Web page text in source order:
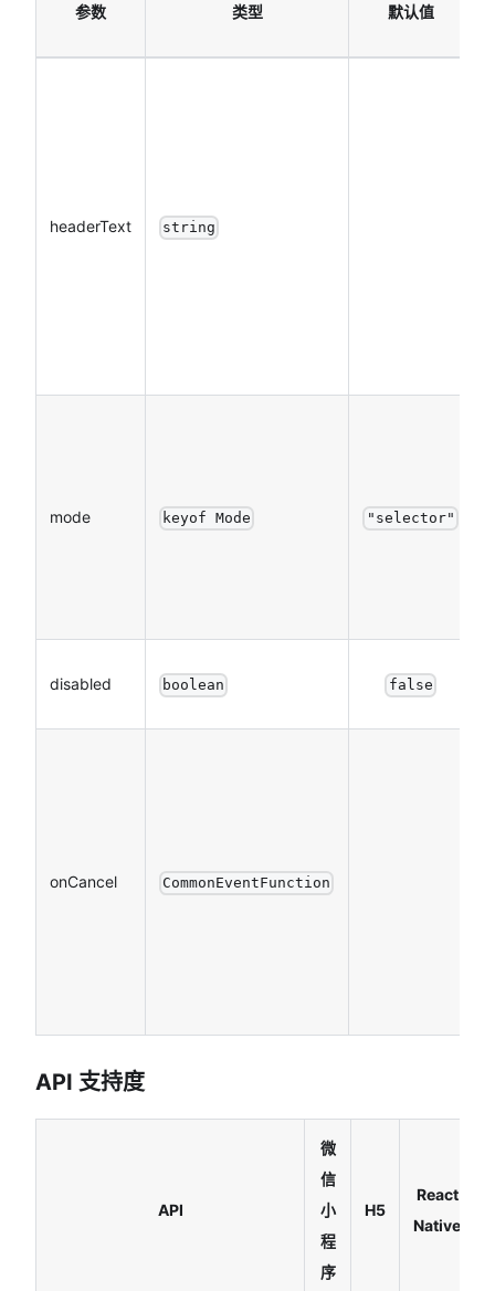
参数 类型 默认值
headerText string
mode keyof Mode "selector"
disabled boolean false
onCancel CommonEventFunction
API 支持度
API
微
信
小
程
序
H5
React
Native